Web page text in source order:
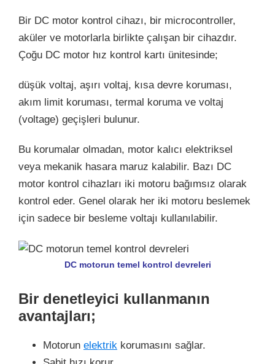
Bir DC motor kontrol cihazı, bir microcontroller,
aküler ve motorlarla birlikte çalışan bir cihazdır.
Çoğu DC motor hız kontrol kartı ünitesinde;
düşük voltaj, aşırı voltaj, kısa devre koruması,
akım limit koruması, termal koruma ve voltaj
(voltage) geçişleri bulunur.
Bu korumalar olmadan, motor kalıcı elektriksel
veya mekanik hasara maruz kalabilir. Bazı DC
motor kontrol cihazları iki motoru bağımsız olarak
kontrol eder. Genel olarak her iki motoru beslemek
için sadece bir besleme voltajı kullanılabilir.
DC motorun temel kontrol devreleri
Bir denetleyici kullanmanın
avantajları;
Motorun elektrik korumasını sağlar.